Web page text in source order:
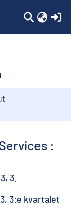
:
3.
3:e kvartalet